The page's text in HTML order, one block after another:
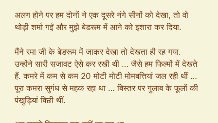
अलग होने पर हम दोनों ने एक दूसरे नंगे सीनों को देखा, तो वो
थोड़ी शर्मा गईं और मुझे बेडरूम में आने को इशारा कर दिया.
मैंने रमा जी के बेडरूम में जाकर देखा तो देखता ही रह गया.
उन्होंने सारी सजावट ऐसे कर रखी थी … जैसे हम फिल्मों में देखते
हैं. कमरे में कम से कम 20 मोटी मोटी मोमबत्तियां जल रही थीं …
पूरा कमरा सुगंध से महक रहा था … बिस्तर पर गुलाब के फूलों की
पंखुड़ियां बिछी थीं.